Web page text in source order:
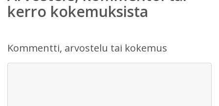
kerro kokemuksista
Kommentti, arvostelu tai kokemus